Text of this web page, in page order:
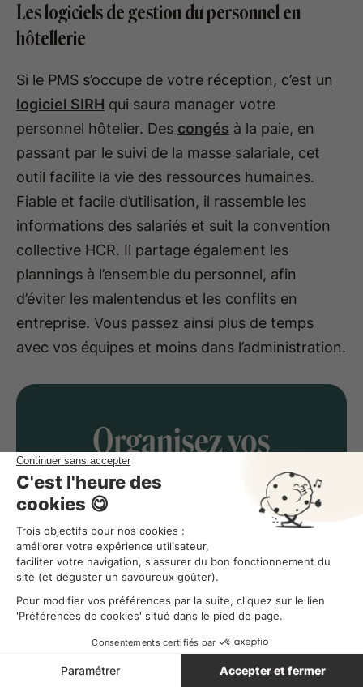
Les logiciels de gestion du personnel en
hôtellerie
Si le PMS s’occupe de votre réception, c’est un
logiciel SIRH qui saura manager votre
personnel hôtelier. Des congés à la paie, en
passant par le suivi de la masse salariale, cet
outil facilite la vie des ressources humaines.
Fiable et facile d’utilisation, il rassemble les
informations des salariés et suit la convention
collective HCR. Il partage également les
plannings à l’ensemble du personnel, afin
d’éviter les malentendus et les conflits en
entreprise. Vous passez ainsi plus de temps
avec vos équipes et moins dans l’administration.